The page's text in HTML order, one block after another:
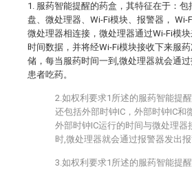
1. 服药智能提醒的药盒，其特征在于：
盘、微处理器、Wi-Fi模块、报警器， Wi-
微处理器相连接，微处理器通过Wi-Fi模
时间数据，并将经Wi-Fi模块接收下来服
储，每当服药时间一到,微处理器就会通
患者吃药。
2.如权利要求1所述的服药智能提
还包括外部时钟IC，外部时钟IC和
外部时钟IC运行的时间与微处理
时,微处理器就会通过报警器发出报
3.如权利要求1所述的服药智能提